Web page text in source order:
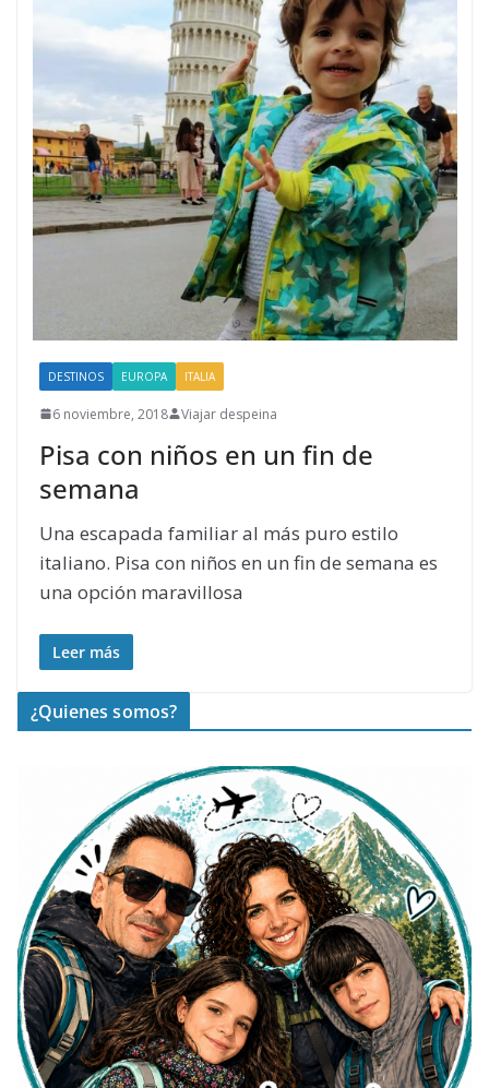
DESTINOS EUROPA ITALIA
6 noviembre, 2018 Viajar despeina
Pisa con niños en un fin de
semana
Una escapada familiar al más puro estilo
italiano. Pisa con niños en un fin de semana es
una opción maravillosa
Leer más
¿Quienes somos?